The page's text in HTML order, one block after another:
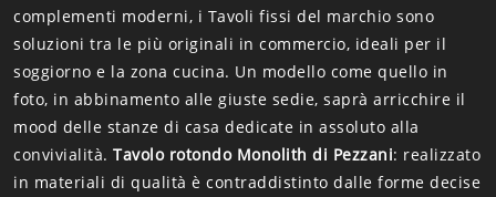
complementi moderni, i Tavoli fissi del marchio sono
soluzioni tra le più originali in commercio, ideali per il
soggiorno e la zona cucina. Un modello come quello in
foto, in abbinamento alle giuste sedie, saprà arricchire il
mood delle stanze di casa dedicate in assoluto alla
convivialità. Tavolo rotondo Monolith di Pezzani: realizzato
in materiali di qualità è contraddistinto dalle forme decise